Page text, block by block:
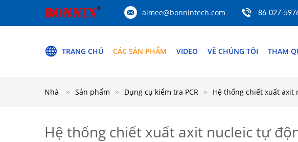
aimee@bonnintech.com 86-027-
TRANG CHỦ CÁC SẢN PHẨM VIDEO VỀ CHÚNG TÔI THAM
Nhà Sản phẩm Dụng cụ kiểm tra PCR Hệ thống chiết xuất axit
Hệ thống chiết xuất axit nucleic tự